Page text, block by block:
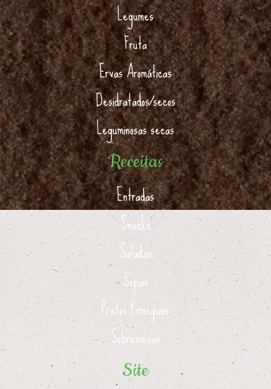
Legumes
Fruta
Ervas Aromáticas
Desidratados/secos
Leguminosas secas
Receitas
Entradas
Snacks
Saladas
Sopas
Pratos Principais
Sobremesas
Site